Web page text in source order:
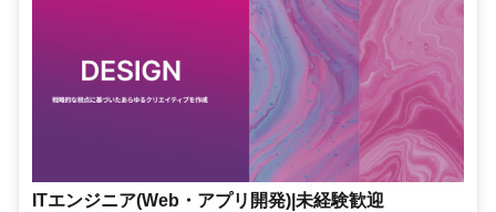
ITエンジニア(Web・アプリ開発)|未経験歓迎